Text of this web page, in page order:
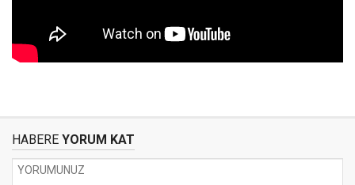
HABERE YORUM KAT